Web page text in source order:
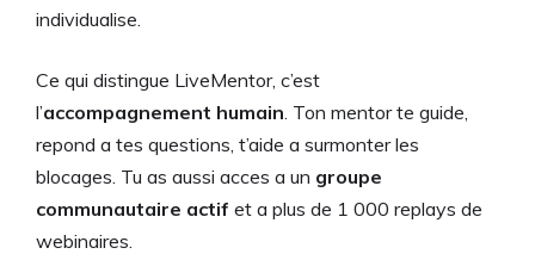
individualise.
Ce qui distingue LiveMentor, c’est
l’accompagnement humain . Ton mentor te guide,
repond a tes questions, t’aide a surmonter les
blocages. Tu as aussi acces a un groupe
communautaire actif et a plus de 1 000 replays de
webinaires.